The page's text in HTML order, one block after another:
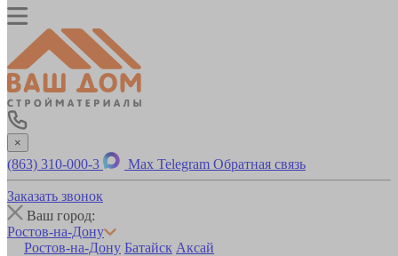
×
(863) 310-000-3 Max Telegram Обратная связь
Заказать звонок
Ваш город:
Ростов-на-Дону
Ростов-на-Дону Батайск Аксай